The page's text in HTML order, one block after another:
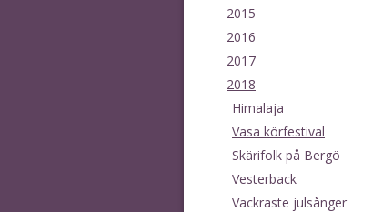
2015
2016
2017
2018
Himalaja
Vasa körfestival
Skärifolk på Bergö
Vesterback
Vackraste julsånger